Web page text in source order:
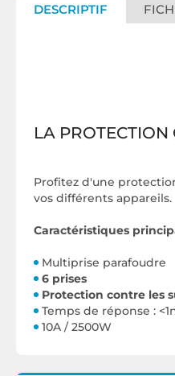
DESCRIPTIF
LA PROTECTION
Profitez d'une
vos différents appareils.
Caractéristiques
Multiprise parafoudre
6 prises
Protection contre les
Temps de réponse :
10A / 2500W